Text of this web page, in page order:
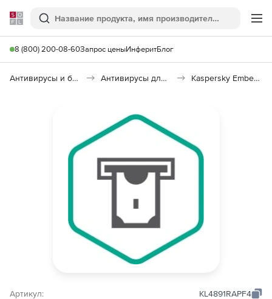
Softline
Поиск
8 (800) 200-08-60Запрос ценыИнферитБлог
Антивирусы и безопасность Антивирусы для организаций Kaspersky Embedded Systems Security
Артикул: KL4891RAPF4